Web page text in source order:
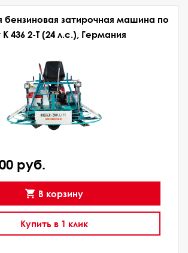
бензиновая затирочная машина по
436 2-Т (24 л.с.), Германия
руб.
В корзину
Купить в 1 клик